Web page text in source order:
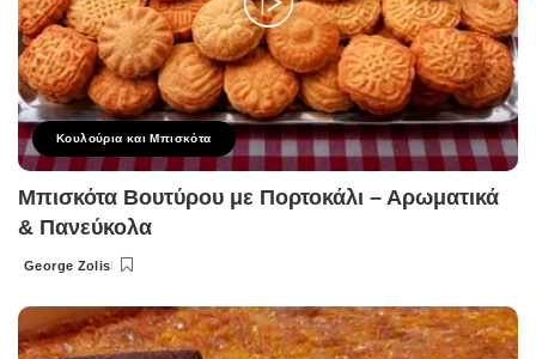
Κουλούρια και Μπισκότα
Μπισκότα Βουτύρου με Πορτοκάλι – Αρωματικά
& Πανεύκολα
Posted
George Zolis